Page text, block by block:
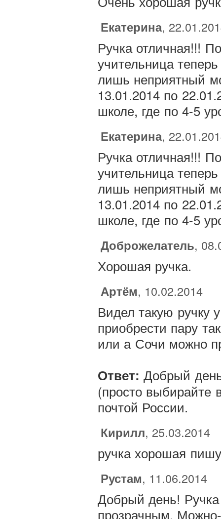
Екатерина,
Ручка отличная!!!
учительница
лишь неприятный
13.01.2014 по
школе, где по 4-5
Екатерина,
Ручка отличная!!!
учительница
лишь неприятный
13.01.2014 по
школе, где по 4-5
Доброжелатель,
Хорошая ручка.
Артём, 10.02.2014
Видел такую ручку
приобрести пару
или а Сочи можно
Ответ: Добрый
(просто выбирайте
почтой России.
Кирилл, 25.03.2014
ручка хорошая
Рустам, 11.06.2014
Добрый день!
прозрачным.